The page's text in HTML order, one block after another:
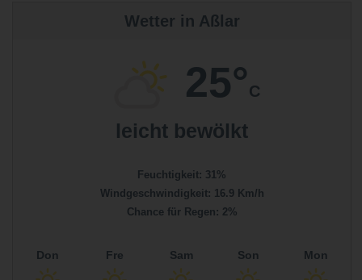
Wetter in Aßlar
25°C
leicht bewölkt
Feuchtigkeit: 31%
Windgeschwindigkeit: 16.9 Km/h
Chance für Regen: 2%
Don Fre Sam Son Mon